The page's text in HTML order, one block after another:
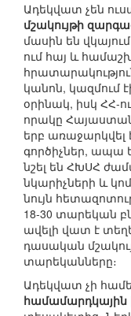
Ադեկվատ չեն
մշակույթի
մասին են
ում հայ և
կանոն, կազմում
օրինակ, իսկ ՀՀ-
որակը
երբ առաջարկվել
գործիչներ, ապա
նշել են ՀԽՍՀ
նկարիչների և
նույն
18-30 տարեկան
ավելի վատ է
դասական
տարեկանները։
Ադեկվատ չի
համամարդկային